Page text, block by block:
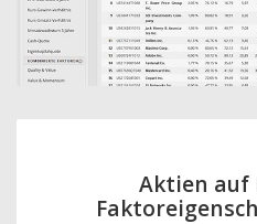
Aktien auf